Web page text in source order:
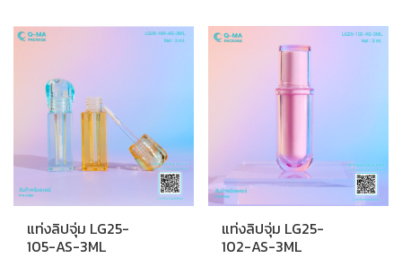
แท่งลิปจุ่ม LG25-
105-AS-3ML
แท่งลิปจุ่ม LG25-
102-AS-3ML